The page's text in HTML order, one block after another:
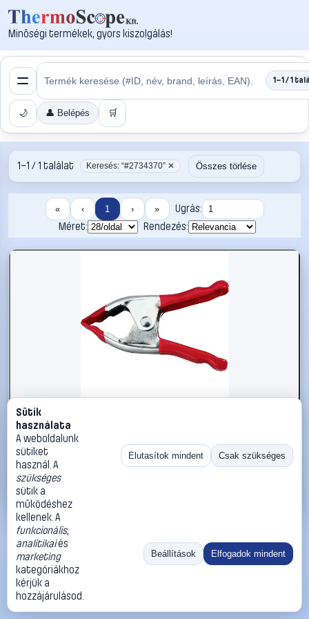
Minőségi termékek, gyors kiszolgálás!
1–1 / 1
🌙 👤 Belépés 🛒
1–1 / 1 találat Keresés: “#2734370” ✕ Összes törlése
« ‹ 1 › »
Ugrás:
Méret:
Rendezés:
#2734370
kwb 927700 Csavaros bilincs
kwb
3 890 Ft
Kosárba
«
Méret:
Rendezés:
©2026
ThermoScope
Cégbemutató
Sütik
használata
A weboldalunk
sütiket
használ. A
szükséges
sütik a
működéshez
kellenek. A
funkcionális,
analitikaiés
marketing
kategóriákhoz
kérjük a
hozzájárulásod.
Elutasítok mindent Csak szükséges
Beállítások Elfogadok mindent